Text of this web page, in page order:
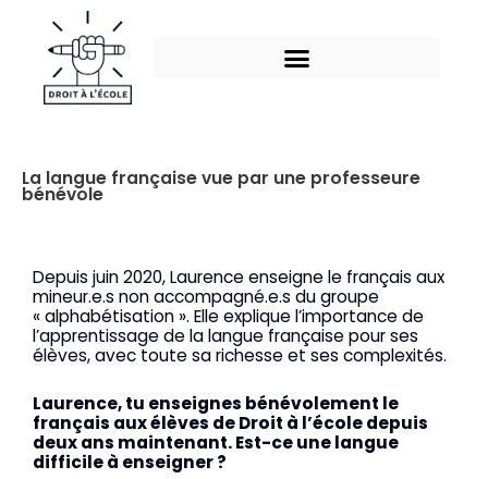
contenu
La langue française vue par une professeure
bénévole
Depuis juin 2020, Laurence enseigne le français aux
mineur.e.s non accompagné.e.s du groupe
« alphabétisation ». Elle explique l’importance de
l’apprentissage de la langue française pour ses
élèves, avec toute sa richesse et ses complexités.
Laurence, tu enseignes bénévolement le
français aux élèves de Droit à l’école depuis
deux ans maintenant. Est-ce une langue
difficile à enseigner ?